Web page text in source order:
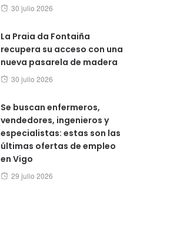
Posted
30 julio 2026
La Praia da Fontaiña
recupera su acceso con una
nueva pasarela de madera
Posted
30 julio 2026
Se buscan enfermeros,
vendedores, ingenieros y
especialistas: estas son las
últimas ofertas de empleo
en Vigo
Posted
29 julio 2026